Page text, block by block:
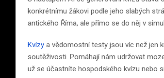
konkrétnímu žákovi podle jeho slabých
antického Říma, ale přímo se do něj v
Kvízy a vědomostní testy jsou víc než jen
soutěživosti. Pomáhají nám udržovat
už se účastníte hospodského kvízu nebo